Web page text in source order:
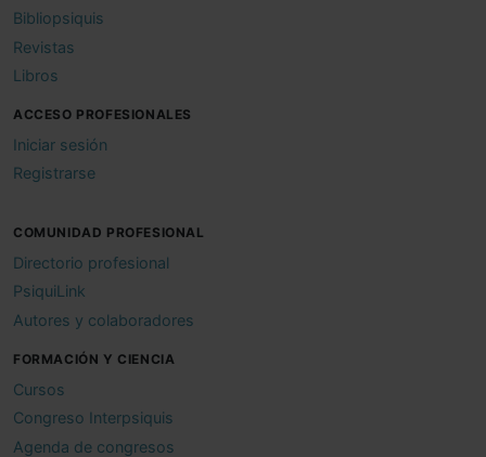
Bibliopsiquis
Revistas
Libros
ACCESO PROFESIONALES
Iniciar sesión
Registrarse
COMUNIDAD PROFESIONAL
Directorio profesional
PsiquiLink
Autores y colaboradores
FORMACIÓN Y CIENCIA
Cursos
Congreso Interpsiquis
Agenda de congresos